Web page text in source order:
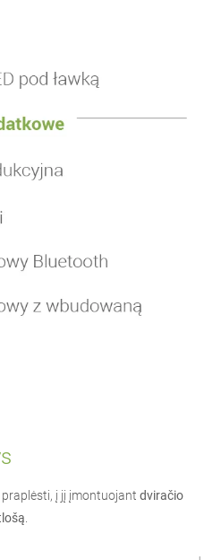
praplėsti, į jį įmontuojantdviračio